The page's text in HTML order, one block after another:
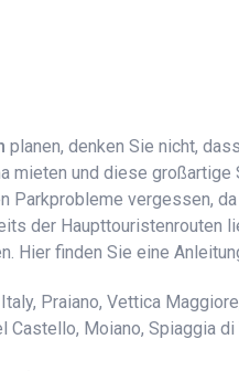
planen, denken Sie nicht,
mieten und diese
Parkprobleme vergessen,
der Haupttouristenrouten
Hier finden Sie eine
Praiano, Vettica
Castello, Moiano, Spiaggia